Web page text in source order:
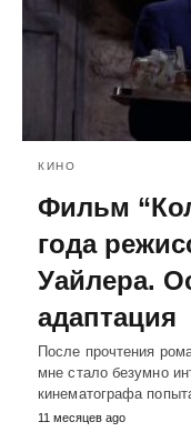
КИНО
Фильм
года
Уайлера.
адаптация
После прочтения
мне стало безумно
кинематографа
11 месяцев ago